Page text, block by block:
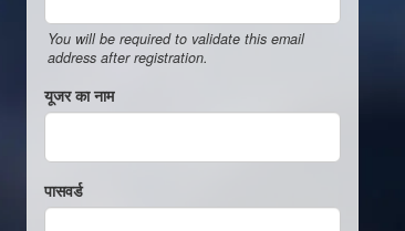
You will be required to validate this email
address after registration.
यूजर का नाम
पासवर्ड